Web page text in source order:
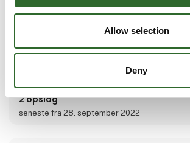
Allow selection
Deny
paraply og vi vil rigtig gerne fortælle dig om
Beltech og Flexbelt står som ét samlet team.
viden.Vi har endnu flere unikke båndløsninger
glæder os især til at præsentere:Circle Links
– bæredygtige løsningerAMMcare – digitalt
værktøjAMMdrive – det bedste fra to
verdnerKom og fortæl os, hvad der er
interessant og brugbart for dig.
2 opslag
seneste fra 28. september 2022